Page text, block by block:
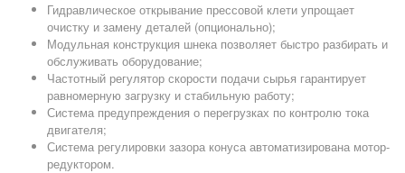
Гидравлическое открывание прессовой клети упрощает
очистку и замену деталей (опционально);
Модульная конструкция шнека позволяет быстро разбирать и
обслуживать оборудование;
Частотный регулятор скорости подачи сырья гарантирует
равномерную загрузку и стабильную работу;
Система предупреждения о перегрузках по контролю тока
двигателя;
Система регулировки зазора конуса автоматизирована мотор-
редуктором.